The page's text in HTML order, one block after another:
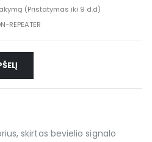
(Pristatymas iki 9 d.d)
REPEATER
skirtas bevielio signalo